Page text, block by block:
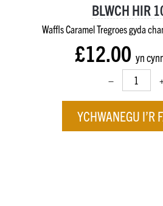
BLWCH HIR
Waffls Caramel Tregroes gyda
£12.00 yn
–
YCHWANEGU I’R